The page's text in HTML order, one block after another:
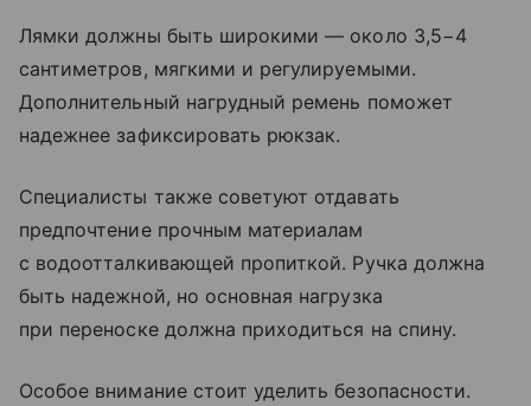
Лямки должны быть широкими — около 3,5−4
сантиметров, мягкими и регулируемыми.
Дополнительный нагрудный ремень поможет
надежнее зафиксировать рюкзак.
Специалисты также советуют отдавать
предпочтение прочным материалам
с водоотталкивающей пропиткой. Ручка должна
быть надежной, но основная нагрузка
при переноске должна приходиться на спину.
Особое внимание стоит уделить безопасности.